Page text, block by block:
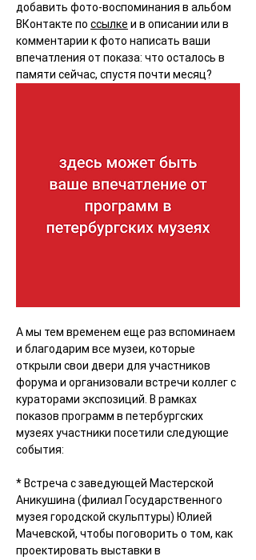
добавить фото-воспоминания в альбом
ВКонтакте по ссылке и в описании или в
комментарии к фото написать ваши
впечатления от показа: что осталось в
памяти сейчас, спустя почти месяц?
А мы тем временем еще раз вспоминаем
и благодарим все музеи, которые
открыли свои двери для участников
форума и организовали встречи коллег с
кураторами экспозиций. В рамках
показов программ в петербургских
музеях участники посетили следующие
события:
* Встреча с заведующей Мастерской
Аникушина (филиал Государственного
музея городской скульптуры) Юлией
Мачевской, чтобы поговорить о том, как
проектировать выставки в